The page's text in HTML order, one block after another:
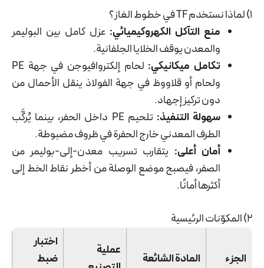
منع التآكل الكهروكيميائي:عزل كامل بين البوليمر
والمعدن يوقف الخلايا الجلفانية.
تكامل ميكانيكي:
لحام إلكتروافيوجن في جهة PE
ولحام أو قلاووظ في جهة الفولاذ ينقل الأحمال من
دون تركيز إجهاد.
سهولة التنفيذ:
تلحيم PE داخل الحفر، بينما يُركَّب
الطرف المعدني خارج الحفرة في ظروف مضبوطة.
أمان أعلى:يتقارب تسريب معدن-إلى-بوليمر من
الصفر، فيصبح موضع الوصلة من أخطر نقاط الخط إلى
أكثرها أمانًا.
الجزء المادة الشائعة
عملية
اختبار
ضبط